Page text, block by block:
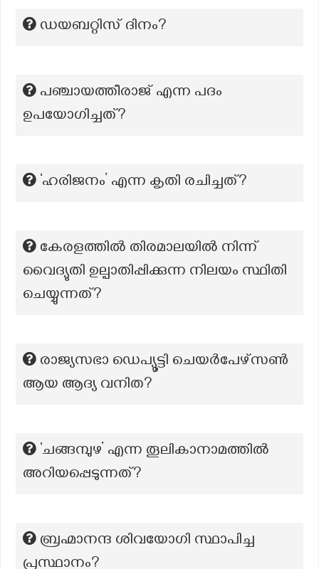
ഡയബറ്റിസ് ദിനം?
പഞ്ചായത്തീരാജ് എന്ന പദം
ഉപയോഗിച്ചത്?
‘ഹരിജനം’ എന്ന കൃതി രചിച്ചത്?
കേരളത്തില്‍ തിരമാലയില്‍ നിന്ന്
വൈദ്യുതി ഉല്പാതിപ്പിക്കുന്ന നിലയം സ്ഥിതി
ചെയ്യുന്നത്?
രാജ്യസഭാ ഡെപ്യൂട്ടി ചെയർപേഴ്സൺ
ആയ ആദ്യ വനിത?
‘ചങ്ങമ്പുഴ’ എന്ന തൂലികാനാമത്തില്‍
അറിയപ്പെടുന്നത്?
ബ്രഹ്മാനന്ദ ശിവയോഗി സ്ഥാപിച്ച
പ്രസ്ഥാനം?